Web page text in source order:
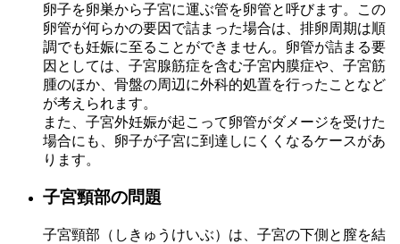
卵子を卵巣から子宮に運ぶ管を卵管と呼びます。この
卵管が何らかの要因で詰まった場合は、排卵周期は順
調でも妊娠に至ることができません。卵管が詰まる要
因としては、子宮腺筋症を含む子宮内膜症や、子宮筋
腫のほか、骨盤の周辺に外科的処置を行ったことなど
が考えられます。
また、子宮外妊娠が起こって卵管がダメージを受けた
場合にも、卵子が子宮に到達しにくくなるケースがあ
ります。
子宮頸部の問題
子宮頸部（しきゅうけいぶ）は、子宮の下側と膣を結